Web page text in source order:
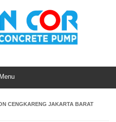
Menu
CENGKARENG JAKARTA BARAT